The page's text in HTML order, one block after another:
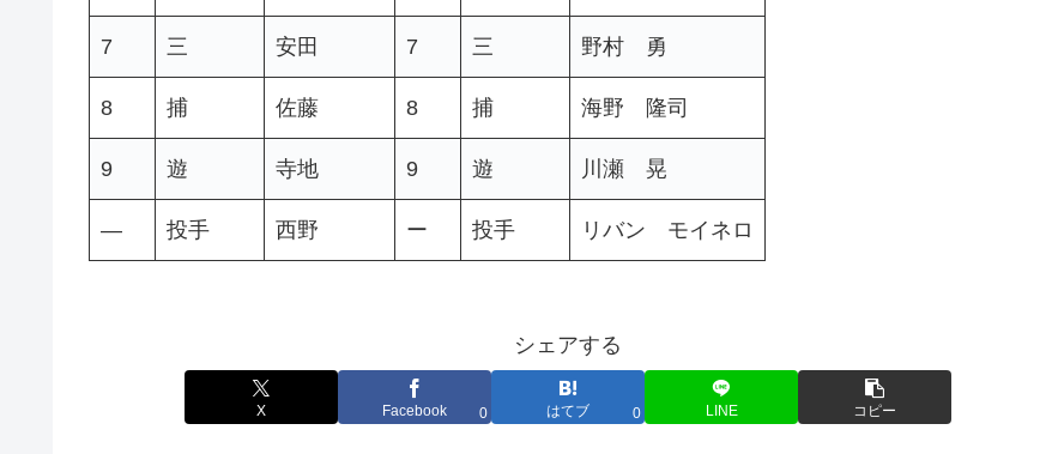
7 三 安田 7 三 野村 勇
8 捕 佐藤 8 捕 海野 隆司
9 遊 寺地 9 遊 川瀬 晃
— 投手 西野 ー 投手 リバン モイネロ
シェアする
X Facebook 0 はてブ 0 LINE コピー